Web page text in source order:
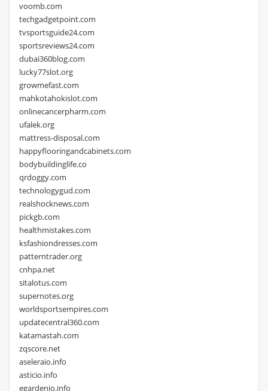
voomb.com
techgadgetpoint.com
tvsportsguide24.com
sportsreviews24.com
dubai360blog.com
lucky77slot.org
growmefast.com
mahkotahokislot.com
onlinecancerpharm.com
ufalek.org
mattress-disposal.com
happyflooringandcabinets.com
bodybuildinglife.co
qrdoggy.com
technologygud.com
realshocknews.com
pickgb.com
healthmistakes.com
ksfashiondresses.com
patterntrader.org
cnhpa.net
sitalotus.com
supernotes.org
worldsportsempires.com
updatecentral360.com
katamastah.com
zqscore.net
aseleraio.info
asticio.info
egardenio.info